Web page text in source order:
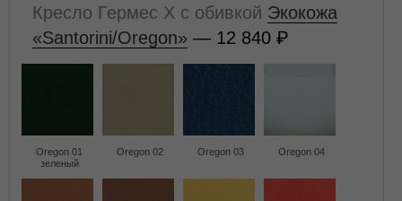
Кресло Гермес X с обивкой Экокожа
«Santorini/Oregon» — 12 840
Oregon 01
зеленый
Oregon 02 Oregon 03 Oregon 04